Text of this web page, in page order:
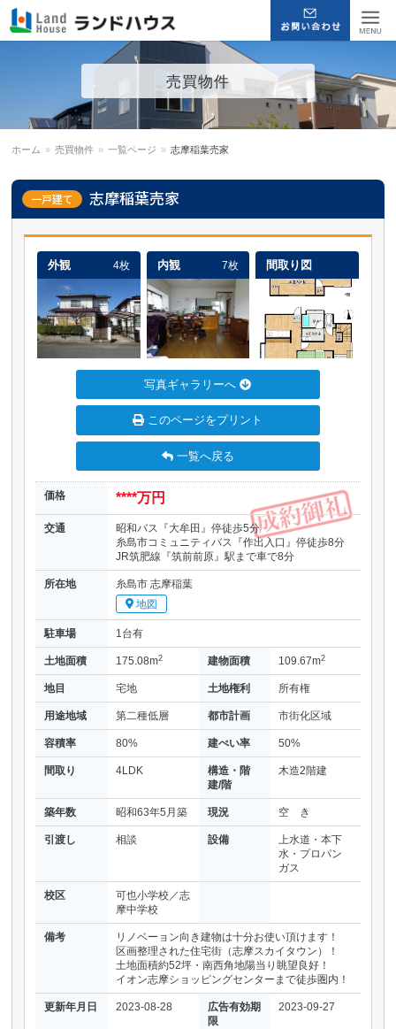
福岡早良区の賃貸物件・売買
物件 | ランドハウス
売買物件
ホーム » 売買物件 » 一覧ページ » 志摩稲葉売家
一戸建て 志摩稲葉売家
外観 4枚 内観 7枚 間取り図
写真ギャラリーへ
このページをプリント
一覧へ戻る
価格 ****万円
交通
昭和バス『大牟田』停徒歩5分
糸島市コミュニティバス『作出入口』停徒歩8分
JR筑肥線『筑前前原』駅まで車で8分
所在地
糸島市 志摩稲葉
地図
駐車場 1台有
土地面積 175.08m2 建物面積 109.67m2
地目 宅地 土地権利 所有権
用途地域 第二種低層 都市計画 市街化区域
容積率 80% 建ぺい率 50%
間取り 4LDK
構造・階
建/階
木造2階建
築年数 昭和63年5月築 現況 空 き
引渡し 相談 設備
上水道・本下
水・プロパン
ガス
校区
可也小学校／志
摩中学校
備考
リノベーョン向き建物は十分お使い頂けます！
区画整理された住宅街（志摩スカイタウン）！
土地面積約52坪・南西角地陽当り眺望良好！
イオン志摩ショッピングセンターまで徒歩圏内！
更新年月日 2023-08-28
広告有効期
限
2023-09-27